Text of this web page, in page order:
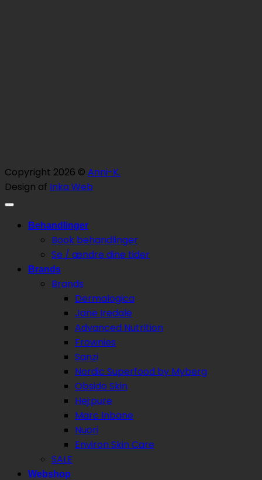
Copyright 2026 © Anni-K.
Design af Inka Web
Behandlinger
Book behandlinger
Se / ændre dine tider
Brands
Brands
Dermalogica
Jane Iredale
Advanced Nutrition
Frownies
Sanzi
Nordic Superfood by Myberg
Obsido Skin
Hej:pure
Marc Inbane
Nuori
Environ Skin Care
SALE
Webshop